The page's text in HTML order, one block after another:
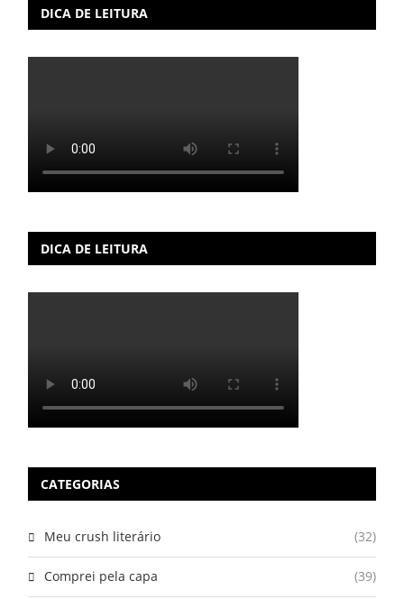
DICA DE LEITURA
DICA DE LEITURA
CATEGORIAS
Meu crush literário (32)
Comprei pela capa (39)